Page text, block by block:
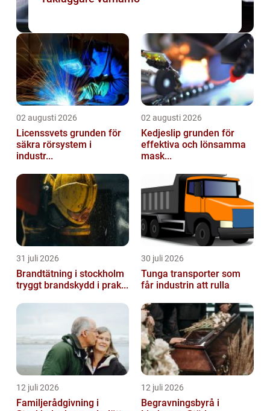
02 augusti 2026
Licenssvets grunden för
säkra rörsystem i
industr...
02 augusti 2026
Kedjeslip grunden för
effektiva och lönsamma
mask...
31 juli 2026
Brandtätning i stockholm
tryggt brandskydd i prak...
30 juli 2026
Tunga transporter som
får industrin att rulla
12 juli 2026
Familjerådgivning i
12 juli 2026
Begravningsbyrå i